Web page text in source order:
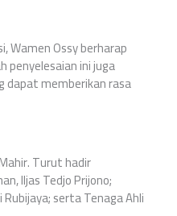
Wamen Ossy berharap
penyelesaian ini juga
dapat memberikan rasa
Turut hadir
Iljas Tedjo Prijono;
serta Tenaga Ahli